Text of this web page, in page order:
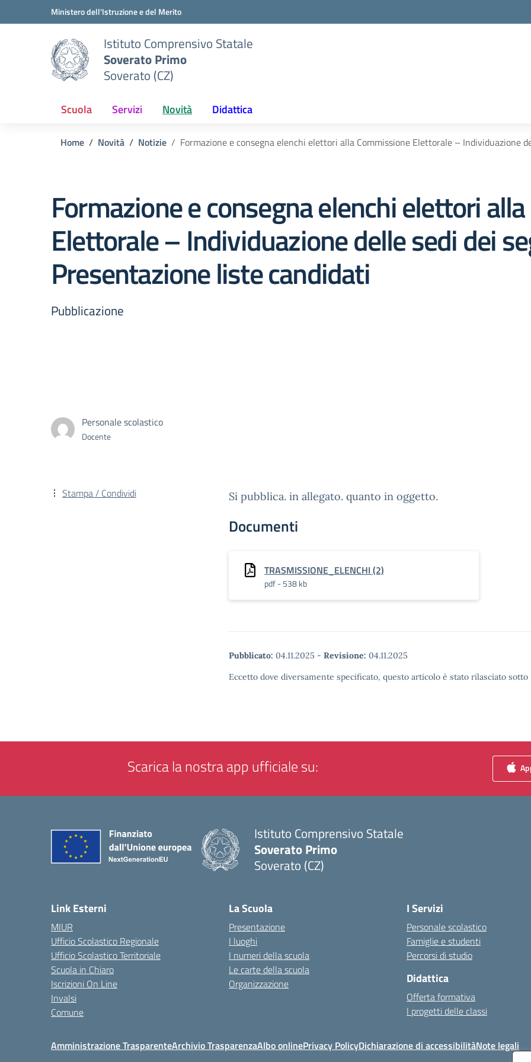
Vai ai contenuti
Vai al menu di navigazioneMinistero dell'Istruzione e del Merito
Istituto Comprensivo Statale
Soverato Primo
Soverato (CZ)
Scuola Servizi Novità Didattica
Home Novità Notizie Formazione e consegna elenchi elettori alla Commissione Elettorale – Individuazione
Formazione e consegna elenchi elettori
Elettorale – Individuazione delle sedi dei
Presentazione liste candidati
Pubblicazione
Personale scolastico
Docente
Si pubblica. in allegato. quanto in oggetto.
Documenti
TRASMISSIONE_ELENCHI (2)
pdf - 538 kb
Pubblicato: 04.11.2025 - Revisione: 04.11.2025
Eccetto dove diversamente specificato, questo articolo è stato rilasciato
Stampa / Condividi
Scarica la nostra app ufficiale su:
Istituto Comprensivo Statale
Soverato Primo
Soverato (CZ)
Link Esterni
MIUR
Ufficio Scolastico Regionale
Ufficio Scolastico Territoriale
Scuola in Chiaro
Iscrizioni On Line
Invalsi
Comune
La Scuola
Presentazione
I luoghi
I numeri della scuola
Le carte della scuola
Organizzazione
I Servizi
Personale scolastico
Famiglie e studenti
Percorsi di studio
Didattica
Offerta formativa
I progetti delle classi
Amministrazione TrasparenteArchivio TrasparenzaAlbo onlinePrivacy PolicyDichiarazione di accessibilitàNote legali